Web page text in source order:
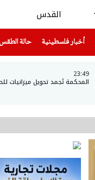
أخبار فلسطينية(current) حالة الطقس
23:49
المحكمة تُجمد تحويل ميزانيات